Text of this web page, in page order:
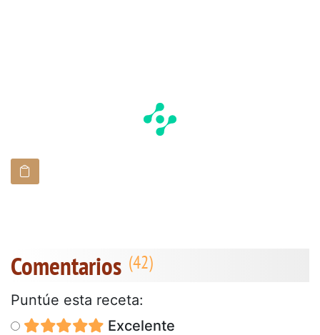
Comentarios
Puntúe esta receta:
Excelente